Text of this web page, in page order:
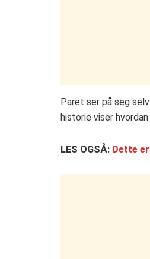
Paret ser på seg
historie viser
LES OGSÅ: Dette